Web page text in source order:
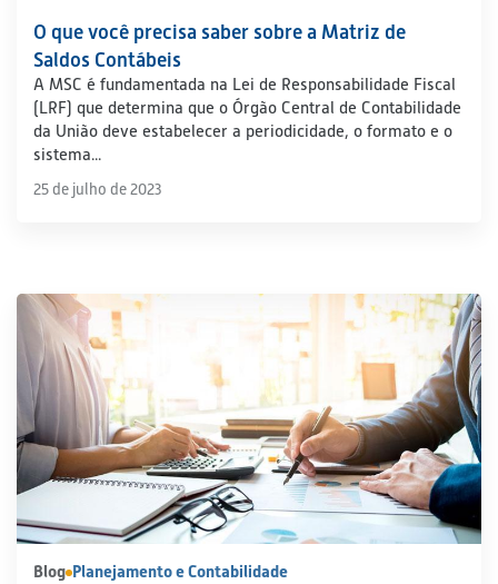
O que você precisa saber sobre a Matriz de
Saldos Contábeis
A MSC é fundamentada na Lei de Responsabilidade Fiscal
(LRF) que determina que o Órgão Central de Contabilidade
da União deve estabelecer a periodicidade, o formato e o
sistema...
25 de julho de 2023
Blog Planejamento e Contabilidade